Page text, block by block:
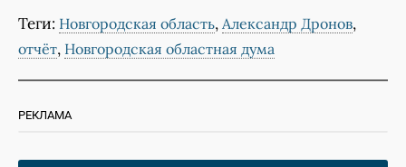
Теги: Новгородская область, Александр Дронов,
отчёт, Новгородская областная дума
РЕКЛАМА